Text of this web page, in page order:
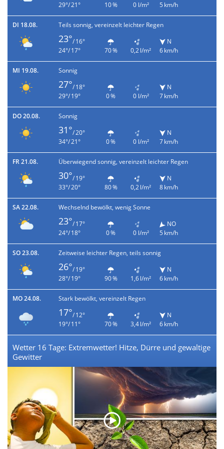
29°/ 21° 10 % 0 l/m² 5 km/h
DI 18.08. Teils sonnig, vereinzelt leichter Regen
23°/ 16°
24°/ 17°
70 % 0,2 l/m²
N
6 km/h
MI 19.08. Sonnig
27°/ 18°
29°/ 19°
0 % 0 l/m²
N
7 km/h
DO 20.08. Sonnig
31°/ 20°
34°/ 21°
0 % 0 l/m²
N
7 km/h
FR 21.08. Überwiegend sonnig, vereinzelt leichter Regen
30°/ 19°
33°/ 20°
80 % 0,2 l/m²
N
8 km/h
SA 22.08. Wechselnd bewölkt, wenig Sonne
23°/ 17°
24°/ 18°
0 % 0 l/m²
NO
5 km/h
SO 23.08. Zeitweise leichter Regen, teils sonnig
26°/ 19°
28°/ 19°
90 % 1,6 l/m²
N
6 km/h
MO 24.08. Stark bewölkt, vereinzelt Regen
17°/ 12°
19°/ 11°
70 % 3,4 l/m²
N
6 km/h
Wetter 16 Tage: Extremwetter! Hitze, Dürre und gewaltige
Gewitter